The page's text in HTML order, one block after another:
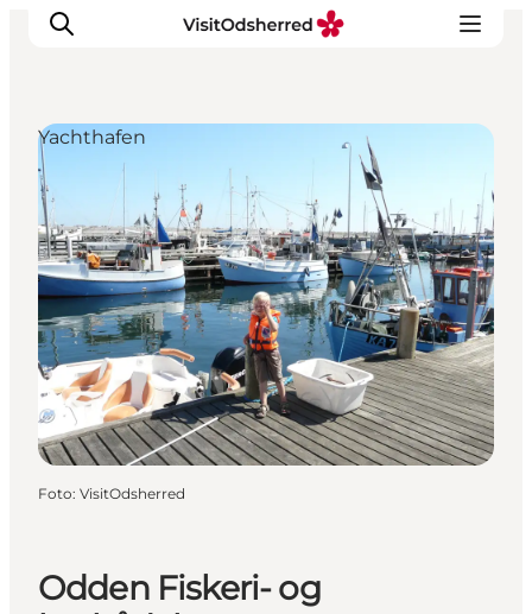
Events
Erlebnisse
Essen
Unterkünfte
Nützliches
Odden Fiskeri- og
Yachthafen
Foto: VisitOdsherred